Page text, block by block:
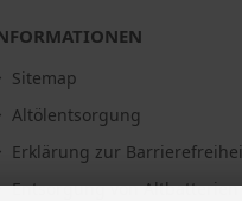
Sitemap
Altölentsorgung
Erklärung zur
Entsorgung von Altbatterien